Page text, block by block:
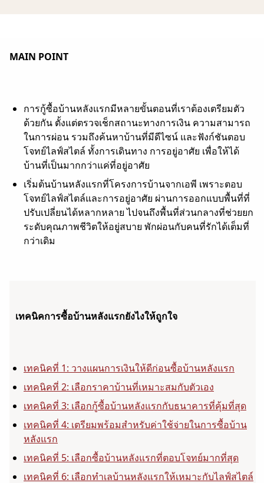
MAIN POINT
การกู้ซื้อบ้านหลังแรกมีหลายขั้นตอนที่เราต้องเตรียมตัว
ด้วยกัน ตั้งแต่ตรวจเช็กสถานะทางการเงิน ความสามารถ
ในการผ่อน รวมถึงค้นหาบ้านที่มีดีไซน์ และฟังก์ชันตอบ
โจทย์ไลฟ์สไตล์ ทั้งการเดินทาง การอยู่อาศัย เพื่อให้ได้
บ้านที่เป็นมากกว่าแค่ที่อยู่อาศัย
เริ่มต้นบ้านหลังแรกที่โครงการบ้านจากเอพี เพราะตอบ
โจทย์ไลฟ์สไตล์และการอยู่อาศัย ผ่านการออกแบบพื้นที่ที่
ปรับเปลี่ยนได้หลากหลาย ไปจนถึงพื้นที่ส่วนกลางที่ช่วยยก
ระดับคุณภาพชีวิตให้อยู่สบาย พักผ่อนกับคนที่รักได้เต็มที่
กว่าเดิม
เทคนิคการซื้อบ้านหลังแรกยังไงให้ถูกใจ
เทคนิคที่ 1: วางแผนการเงินให้ดีก่อนซื้อบ้านหลังแรก
เทคนิคที่ 2: เลือกราคาบ้านที่เหมาะสมกับตัวเอง
เทคนิคที่ 3: เลือกกู้ซื้อบ้านหลังแรกกับธนาคารที่คุ้มที่สุด
เทคนิคที่ 4: เตรียมพร้อมสำหรับค่าใช้จ่ายในการซื้อบ้าน
หลังแรก
เทคนิคที่ 5: เลือกซื้อบ้านหลังแรกที่ตอบโจทย์มากที่สุด
เทคนิคที่ 6: เลือกทำเลบ้านหลังแรกให้เหมาะกับไลฟ์สไตล์